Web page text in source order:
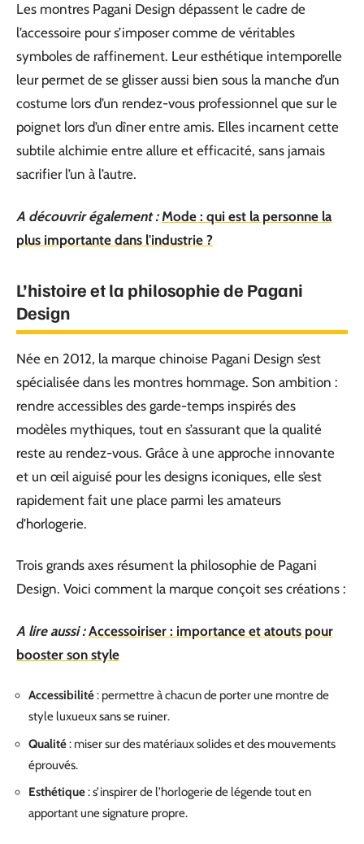
Les montres Pagani Design dépassent le cadre de
l’accessoire pour s’imposer comme de véritables
symboles de raffinement. Leur esthétique intemporelle
leur permet de se glisser aussi bien sous la manche d’un
costume lors d’un rendez-vous professionnel que sur le
poignet lors d’un dîner entre amis. Elles incarnent cette
subtile alchimie entre allure et efficacité, sans jamais
sacrifier l’un à l’autre.
A découvrir également : Mode : qui est la personne la
plus importante dans l'industrie ?
L’histoire et la philosophie de Pagani
Design
Née en 2012, la marque chinoise Pagani Design s’est
spécialisée dans les montres hommage. Son ambition :
rendre accessibles des garde-temps inspirés des
modèles mythiques, tout en s’assurant que la qualité
reste au rendez-vous. Grâce à une approche innovante
et un œil aiguisé pour les designs iconiques, elle s’est
rapidement fait une place parmi les amateurs
d’horlogerie.
Trois grands axes résument la philosophie de Pagani
Design. Voici comment la marque conçoit ses créations :
A lire aussi : Accessoiriser : importance et atouts pour
booster son style
Accessibilité: permettre à chacun de porter une montre de
style luxueux sans se ruiner.
Qualité: miser sur des matériaux solides et des mouvements
éprouvés.
Esthétique: s’inspirer de l’horlogerie de légende tout en
apportant une signature propre.